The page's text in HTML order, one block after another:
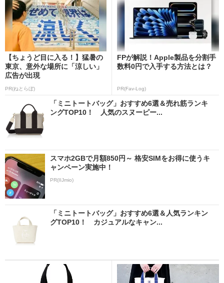
【ちょうど目に入る！】猛暑の
東京、意外な場所に「涼しい」
広告が出現
PR(ねとらぼ)
FPが解説！Apple製品を分割手
数料0円で入手する方法とは？
PR(Fav-Log)
「ミニトートバッグ」おすすめ6選＆売れ筋ランキ
ングTOP10！ 人気のスヌーピー...
スマホ2GBで月額850円～ 格安SIMをお得に使うキ
ャンペーン実施中！
PR(IIJmio)
「ミニトートバッグ」おすすめ6選＆人気ランキン
グTOP10！ カジュアルなキャン...